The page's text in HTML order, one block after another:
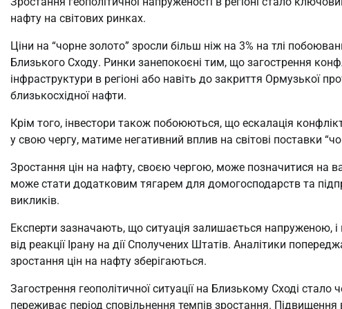
нафту на світових ринках.
Ціни на “чорне золото” зросли більш ніж на 3% на тлі
Близького Сходу. Ринки занепокоєні тим, що загострення
інфраструктури в регіоні або навіть до закриття Ормузької
близькосхідної нафти.
Крім того, інвестори також побоюються, що ескалація
у свою чергу, матиме негативний вплив на світові поставки
Зростання цін на нафту, своєю чергою, може позначитися на
може стати додатковим тягарем для домогосподарств та
викликів.
Експерти зазначають, що ситуація залишається
від реакції Ірану на дії Сполучених Штатів. Аналітики
зростання цін на нафту зберігаються.
Загострення геополітичної ситуації на Близькому Сході
переживає період сповільнення темпів зростання.